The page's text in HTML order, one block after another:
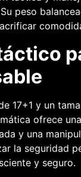
peso
17+1 y un
ofrece
y una
la seguridad
y seguro.